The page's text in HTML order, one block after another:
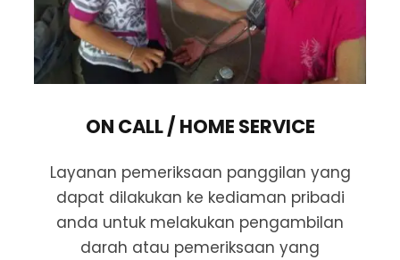
ON CALL / HOME SERVICE
Layanan pemeriksaan panggilan yang
dapat dilakukan ke kediaman pribadi
anda untuk melakukan pengambilan
darah atau pemeriksaan yang